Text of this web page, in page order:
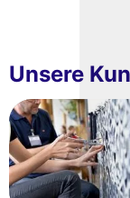
Unsere